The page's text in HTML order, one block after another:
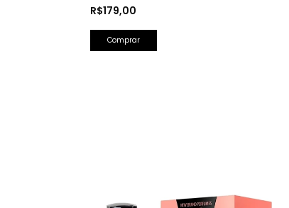
For Her)
R$179,00